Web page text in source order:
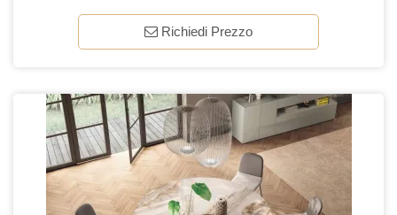
Richiedi Prezzo